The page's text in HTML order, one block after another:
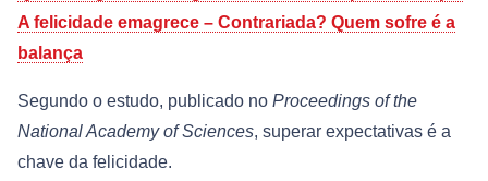
A felicidade emagrece – Contrariada? Quem sofre é a
balança
Segundo o estudo, publicado no Proceedings of the
National Academy of Sciences, superar expectativas é a
chave da felicidade.